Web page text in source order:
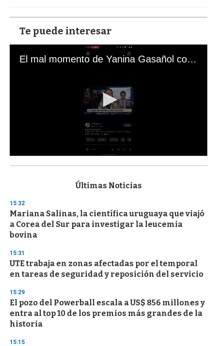
Te puede interesar
El mal momento de Yanina Gasañol con un hincha argentino en "Subrayado"
s
d
s
o
f
3
s
e
c
o
d
s
Últimas Noticias
15:32
Mariana Salinas, la científica uruguaya que viajó
a Corea del Sur para investigar la leucemia
bovina
15:31
UTE trabaja en zonas afectadas por el temporal
en tareas de seguridad y reposición del servicio
15:29
El pozo del Powerball escala a US$ 856 millones y
entra al top 10 de los premios más grandes de la
historia
15:15